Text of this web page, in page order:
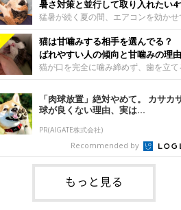
室温が急に上昇する場合があります。
自分で涼しい場所を探すのが得意です
部屋全体が暑くなれ
めにできるためできる工夫を教えてい
きました。ボウルの高さを愛猫の好み
このきもち投稿写真ギャラリー水飲み
ルの高さは、猫が飲むときに頭が胃よ
にならないように設定すると飲みやす
しょう。首を深く折り曲げずに済むた
関節や食道への負
き、あわせてどのような様子を確認し
よいのでしょうか。暑い日に猫の鳴き
変わるときの見方や注意したい体調の
などについて、ねこのきもち獣医師相
の山口みき先生に伺いました。 鳴き方
変化だけで判断せず、全身の様子も確
てねこのきもち投稿写真ギャラリー猫
ように見えることがあります。 ただ
き声だけで原因を決めるのは難しく、
や環境の変化を
暑さ対策と並行して取り入れたい4
工夫
猛暑が続く夏の間、エアコンを効かせ
内を冷やしますよね。しかし、人にと
は快適な温度でも、猫にとっては温度
すぎることも。暑さ対策と並行して、
すぎ対策もしっかりと行うことが大切
す。今回は獣医師の重本仁先生に、猫
えすぎを防ぐ4つの対策を教えていただ
ました。（1） 冷房の効いていない部
行き来できるようにするねこのきもち
写真ギャラリー猫が寒いと感じたとき
冷気から逃れる「逃げ場」を用意して
ましょう。冷房の効いていない部屋や
へも自由に行き来できるように、ドア
が通れる程度に
猫は甘噛みする相手を選んでる？
ばれやすい人の傾向と甘噛みの理由
猫が口を完全に噛み締めず、歯を立て
度に噛む“甘噛み”。遊びやスキンシッ
ときに繰り出すことがありますが、同
族でも噛まれる頻度に違いがあると感
ことも。ねこのきもちWEB MAGAZINE
は、飼い主さんたちにアンケートを実施
し、愛猫が甘噛みする相手を選んでい
感じる状況を教えてもらいました。ま
ねこのきもち獣医師相談室の原駿太朗
には、実際に猫は甘噛みする相手を選
いるのか、その真相をお聞きします。
割の飼い主さんが「甘噛みする相手を
「肉球放置」絶対やめて。 カサカ
球が良くない理由、実は...
PR(AIGATE株式会社)
Recommended by
もっと見る